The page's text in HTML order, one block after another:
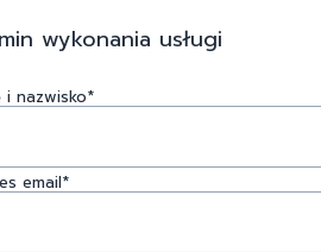
wykonania usługi
i nazwisko*
email*